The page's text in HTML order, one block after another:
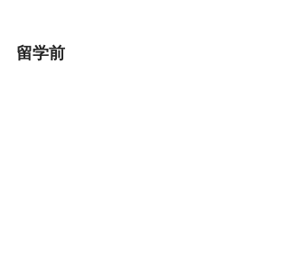
留学前